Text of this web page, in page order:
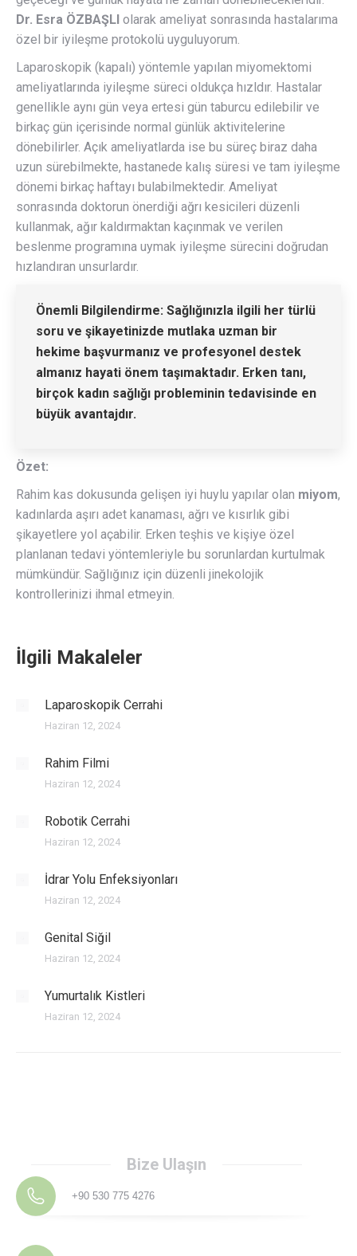
Dr. Esra ÖZBAŞLI olarak ameliyat sonrasında hastalarıma
özel bir iyileşme protokolü uyguluyorum.
Laparoskopik (kapalı) yöntemle yapılan miyomektomi
ameliyatlarında iyileşme süreci oldukça hızldır. Hastalar
genellikle aynı gün veya ertesi gün taburcu edilebilir ve
birkaç gün içerisinde normal günlük aktivitelerine
dönebilirler. Açık ameliyatlarda ise bu süreç biraz daha
uzun sürebilmekte, hastanede kalış süresi ve tam iyileşme
dönemi birkaç haftayı bulabilmektedir. Ameliyat
sonrasında doktorun önerdiği ağrı kesicileri düzenli
kullanmak, ağır kaldırmaktan kaçınmak ve verilen
beslenme programına uymak iyileşme sürecini doğrudan
hızlandıran unsurlardır.
Önemli Bilgilendirme: Sağlığınızla ilgili her türlü
soru ve şikayetinizde mutlaka uzman bir
hekime başvurmanız ve profesyonel destek
almanız hayati önem taşımaktadır. Erken tanı,
birçok kadın sağlığı probleminin tedavisinde en
büyük avantajdır.
Özet:
Rahim kas dokusunda gelişen iyi huylu yapılar olan miyom,
kadınlarda aşırı adet kanaması, ağrı ve kısırlık gibi
şikayetlere yol açabilir. Erken teşhis ve kişiye özel
planlanan tedavi yöntemleriyle bu sorunlardan kurtulmak
mümkündür. Sağlığınız için düzenli jinekolojik
kontrollerinizi ihmal etmeyin.
İlgili Makaleler
Laparoskopik Cerrahi
Haziran 12, 2024
Rahim Filmi
Haziran 12, 2024
Robotik Cerrahi
Haziran 12, 2024
İdrar Yolu Enfeksiyonları
Haziran 12, 2024
Genital Siğil
Haziran 12, 2024
Yumurtalık Kistleri
Haziran 12, 2024
Bize Ulaşın
+90 530 775 4276